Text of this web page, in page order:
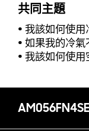
共同主題
我該如何使用
如果我的冷氣
我該如何使用